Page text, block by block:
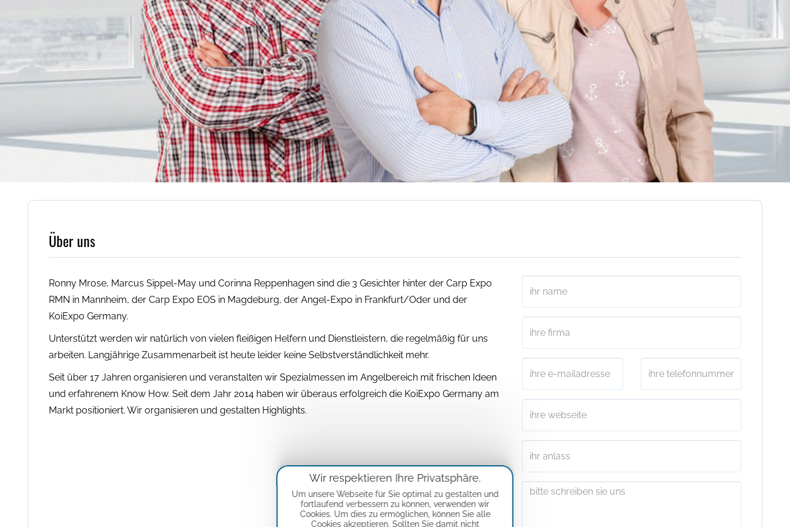
Wir respektieren Ihre Privatsphäre.
Um unsere Webseite für Sie optimal zu gestalten und
fortlaufend verbessern zu können, verwenden wir
Cookies. Um dies zu ermöglichen, können Sie alle
Cookies akzeptieren. Sollten Sie damit nicht
Über uns
Ronny Mrose, Marcus Sippel-May und Corinna Reppenhagen sind die 3 Gesichter hinter der Carp Expo
RMN in Mannheim, der Carp Expo EOS in Magdeburg, der Angel-Expo in Frankfurt/Oder und der
KoiExpo Germany.
Unterstützt werden wir natürlich von vielen fleißigen Helfern und Dienstleistern, die regelmäßig für uns
arbeiten. Langjährige Zusammenarbeit ist heute leider keine Selbstverständlichkeit mehr.
Seit über 17 Jahren organisieren und veranstalten wir Spezialmessen im Angelbereich mit frischen Ideen
und erfahrenem Know How. Seit dem Jahr 2014 haben wir überaus erfolgreich die KoiExpo Germany am
Markt positioniert. Wir organisieren und gestalten Highlights.